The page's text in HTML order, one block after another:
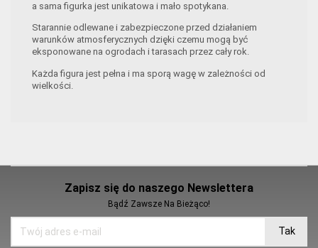
a sama figurka jest unikatowa i mało spotykana.
Starannie odlewane i zabezpieczone przed działaniem
warunków atmosferycznych dzięki czemu mogą być
eksponowane na ogrodach i tarasach przez cały rok.
Każda figura jest pełna i ma sporą wagę w zależności od
wielkości.
Zapisz się do naszego Newslettera
Bądź Zawsze Na Bieżąco!